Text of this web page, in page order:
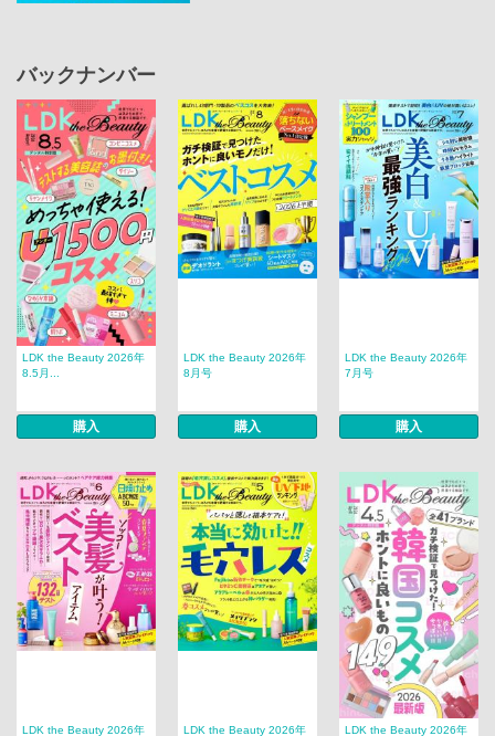
バックナンバー
LDK the Beauty 2026年
8.5月...
購入
LDK the Beauty 2026年
8月号
購入
LDK the Beauty 2026年
7月号
購入
LDK the Beauty 2026年 LDK the Beauty 2026年 LDK the Beauty 2026年